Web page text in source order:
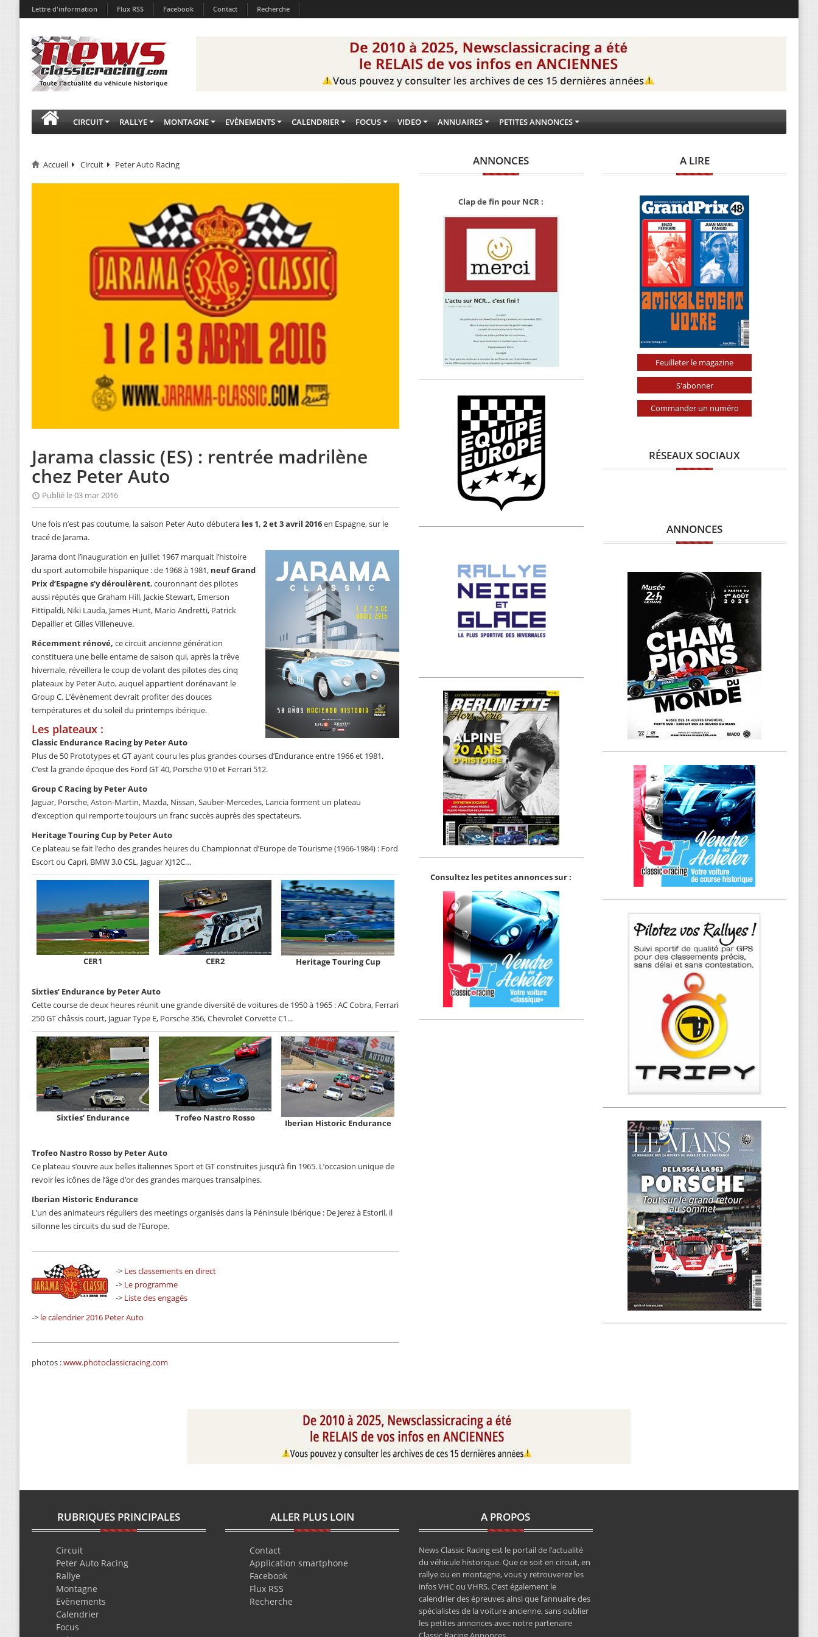
Lettre d'information Flux RSS Facebook Contact Recherche
CIRCUIT RALLYE MONTAGNE EVÈNEMENTS CALENDRIER FOCUS VIDEO ANNUAIRES PETITES ANNONCES
Accueil Circuit Peter Auto Racing
Jarama classic (ES) : rentrée madrilène
chez Peter Auto
Publié le 03 mar 2016
Une fois n’est pas coutume, la saison Peter Auto débutera les 1, 2 et 3 avril 2016en Espagne, sur le
tracé de Jarama.
Jarama dont l’inauguration en juillet 1967 marquait l’histoire
du sport automobile hispanique : de 1968 à 1981, neuf Grand
Prix d’Espagne s’y déroulèrent, couronnant des pilotes
aussi réputés que Graham Hill, Jackie Stewart, Emerson
Fittipaldi, Niki Lauda, James Hunt, Mario Andretti, Patrick
Depailler et Gilles Villeneuve.
Récemment rénové, ce circuit ancienne génération
constituera une belle entame de saison qui, après la trêve
hivernale, réveillera le coup de volant des pilotes des cinq
plateaux by Peter Auto, auquel appartient dorénavant le
Group C. L’évènement devrait profiter des douces
températures et du soleil du printemps ibérique.
Les plateaux :
Classic Endurance Racing by Peter Auto
Plus de 50 Prototypes et GT ayant couru les plus grandes courses d’Endurance entre 1966 et 1981.
C’est la grande époque des Ford GT 40, Porsche 910 et Ferrari 512.
Group C Racing by Peter Auto
Jaguar, Porsche, Aston-Martin, Mazda, Nissan, Sauber-Mercedes, Lancia forment un plateau
d’exception qui remporte toujours un franc succès auprès des spectateurs.
Heritage Touring Cup by Peter Auto
Ce plateau se fait l’echo des grandes heures du Championnat d’Europe de Tourisme (1966-1984) : Ford
Escort ou Capri, BMW 3.0 CSL, Jaguar XJ12C…
CER1 CER2 Heritage Touring Cup
Sixties’ Endurance by Peter Auto
Cette course de deux heures réunit une grande diversité de voitures de 1950 à 1965 : AC Cobra, Ferrari
250 GT châssis court, Jaguar Type E, Porsche 356, Chevrolet Corvette C1...
Sixties’ Endurance Trofeo Nastro Rosso Iberian Historic Endurance
Trofeo Nastro Rosso by Peter Auto
Ce plateau s’ouvre aux belles italiennes Sport et GT construites jusqu’à fin 1965. L’occasion unique de
revoir les icônes de l’âge d’or des grandes marques transalpines.
Iberian Historic Endurance
L’un des animateurs réguliers des meetings organisés dans la Péninsule Ibérique : De Jerez à Estoril, il
sillonne les circuits du sud de l’Europe.
-> Les classements en direct
-> Le programme
-> Liste des engagés
-> le calendrier 2016 Peter Auto
photos :www.photoclassicracing.com
ANNONCES
Clap de fin pour NCR :
Consultez les petites annonces sur :
A LIRE
Feuilleter le magazine
S'abonner
Commander un numéro
RÉSEAUX SOCIAUX
ANNONCES
RUBRIQUES PRINCIPALES
Circuit
Peter Auto Racing
Rallye
Montagne
Evènements
Calendrier
Focus
ALLER PLUS LOIN
Contact
Application smartphone
Facebook
Flux RSS
Recherche
A PROPOS
News Classic Racing est le portail de l’actualité
du véhicule historique. Que ce soit en circuit, en
rallye ou en montagne, vous y retrouverez les
infos VHC ou VHRS. C’est également le
calendrier des épreuves ainsi que l’annuaire des
spécialistes de la voiture ancienne, sans oublier
les petites annonces avec notre partenaire